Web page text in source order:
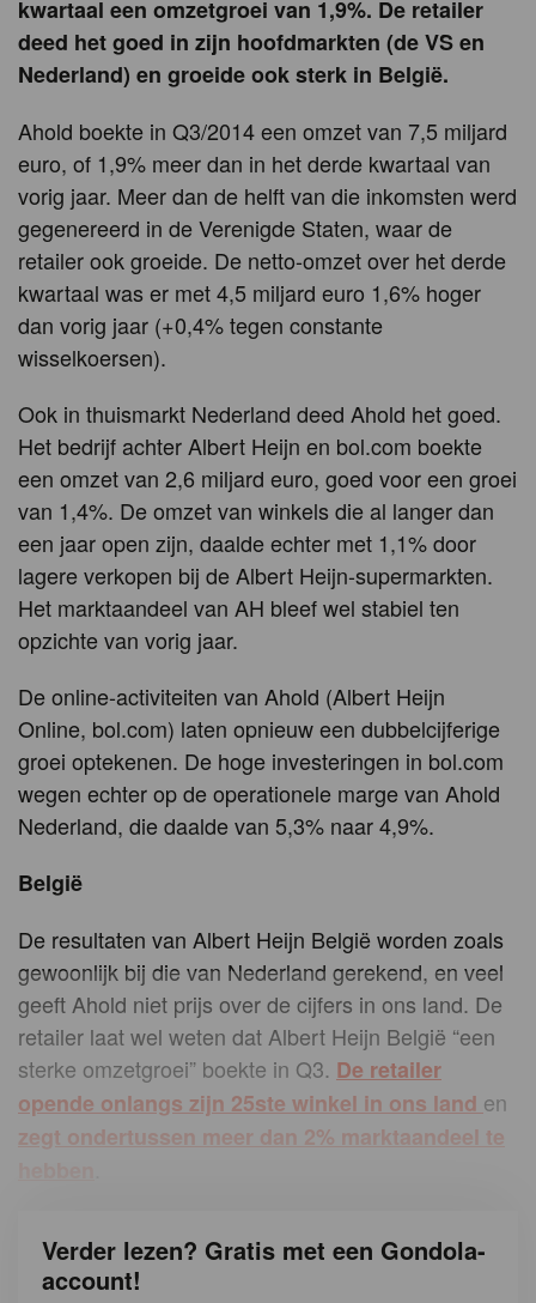
kwartaal een omzetgroei van 1,9%. De retailer
deed het goed in zijn hoofdmarkten (de VS en
Nederland) en groeide ook sterk in België.
Ahold boekte in Q3/2014 een omzet van 7,5 miljard
euro, of 1,9% meer dan in het derde kwartaal van
vorig jaar. Meer dan de helft van die inkomsten werd
gegenereerd in de Verenigde Staten, waar de
retailer ook groeide. De netto-omzet over het derde
kwartaal was er met 4,5 miljard euro 1,6% hoger
dan vorig jaar (+0,4% tegen constante
wisselkoersen).
Ook in thuismarkt Nederland deed Ahold het goed.
Het bedrijf achter Albert Heijn en bol.com boekte
een omzet van 2,6 miljard euro, goed voor een groei
van 1,4%. De omzet van winkels die al langer dan
een jaar open zijn, daalde echter met 1,1% door
lagere verkopen bij de Albert Heijn-supermarkten.
Het marktaandeel van AH bleef wel stabiel ten
opzichte van vorig jaar.
De online-activiteiten van Ahold (Albert Heijn
Online, bol.com) laten opnieuw een dubbelcijferige
groei optekenen. De hoge investeringen in bol.com
wegen echter op de operationele marge van Ahold
Nederland, die daalde van 5,3% naar 4,9%.
België
De resultaten van Albert Heijn België worden zoals
gewoonlijk bij die van Nederland gerekend, en veel
geeft Ahold niet prijs over de cijfers in ons land. De
retailer laat wel weten dat Albert Heijn België “een
sterke omzetgroei” boekte in Q3. De retailer
opende onlangs zijn 25ste winkel in ons land en
zegt ondertussen meer dan 2% marktaandeel te
Verder lezen? Gratis met een Gondola-
account!